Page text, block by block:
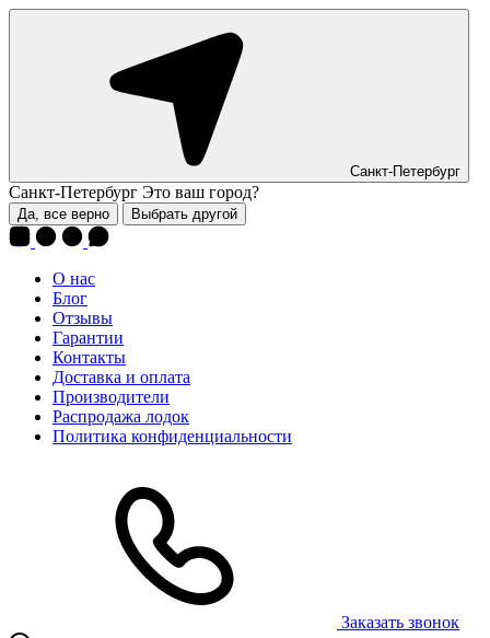
Санкт-Петербург
Санкт-Петербург Это ваш город?
Да, все верно Выбрать другой
О нас
Блог
Отзывы
Гарантии
Контакты
Доставка и оплата
Производители
Распродажа лодок
Политика конфиденциальности
Заказать звонок